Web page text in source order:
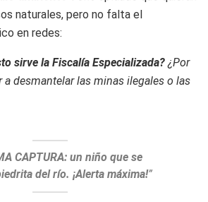
naturales, pero no falta el
en redes:
sirve la Fiscalía Especializada?¿Por
a desmantelar las minas ilegales o las
CAPTURA: un niño que se
del río. ¡Alerta máxima!”